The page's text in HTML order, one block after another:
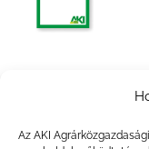
Az AKI